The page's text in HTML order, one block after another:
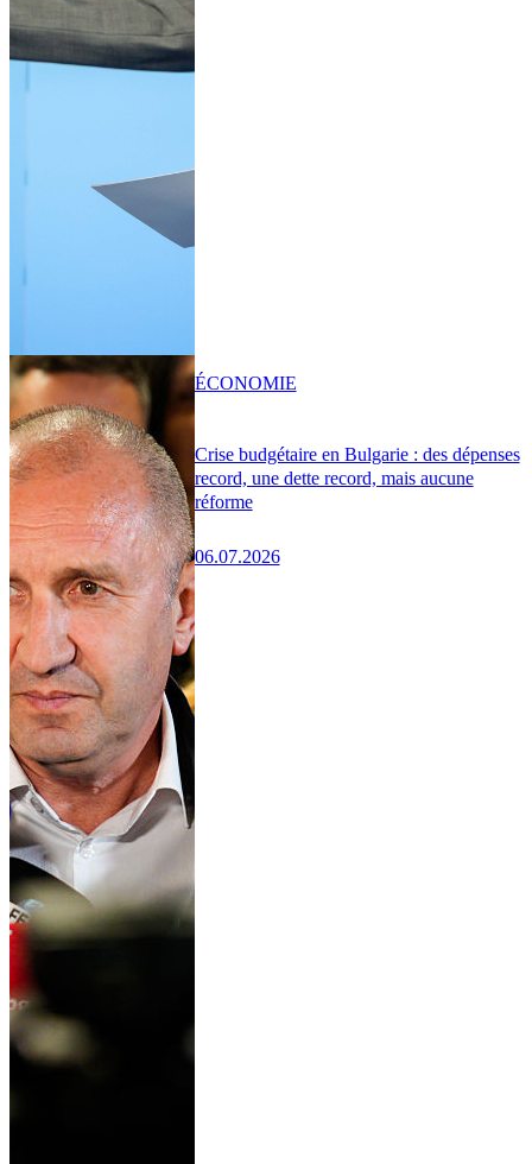
Crise budgétaire en Bulgarie : des dépenses
record, une dette record, mais aucune
réforme
06.07.2026
ÉCONOMIE